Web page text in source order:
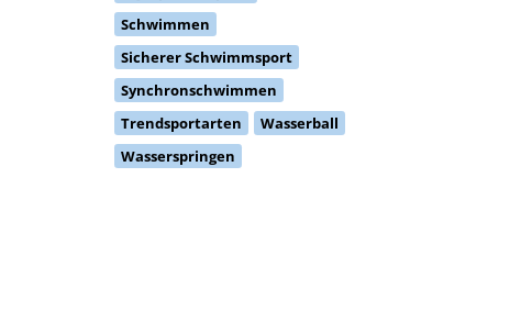
Schwimmen
Sicherer Schwimmsport
Synchronschwimmen
Trendsportarten
Wasserball
Wasserspringen